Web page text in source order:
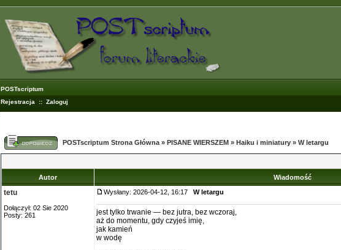
POSTscriptum
Rejestracja :: Zaloguj
POSTscriptum Strona Główna » PISANE WIERSZEM » Haiku i miniatury » W letargu
Autor Wiadomość
tetu
Dołączył: 02 Sie 2020
Posty: 261
Wysłany: 2026-04-12, 16:17 W letargu
jest tylko trwanie — bez jutra, bez wczoraj,
aż do momentu, gdy czyjeś imię,
jak kamień
w wodę